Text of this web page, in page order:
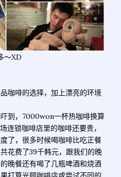
～XD
咖啡的选择，加上漂亮的环境
到，7000won一杯热咖啡换算
连锁咖啡店里的咖啡还要贵，
了，很多时候喝咖啡比吃正餐
花费了39千韩元，跟我们的晚
晚餐还有喝了几瓶啤酒和烧酒